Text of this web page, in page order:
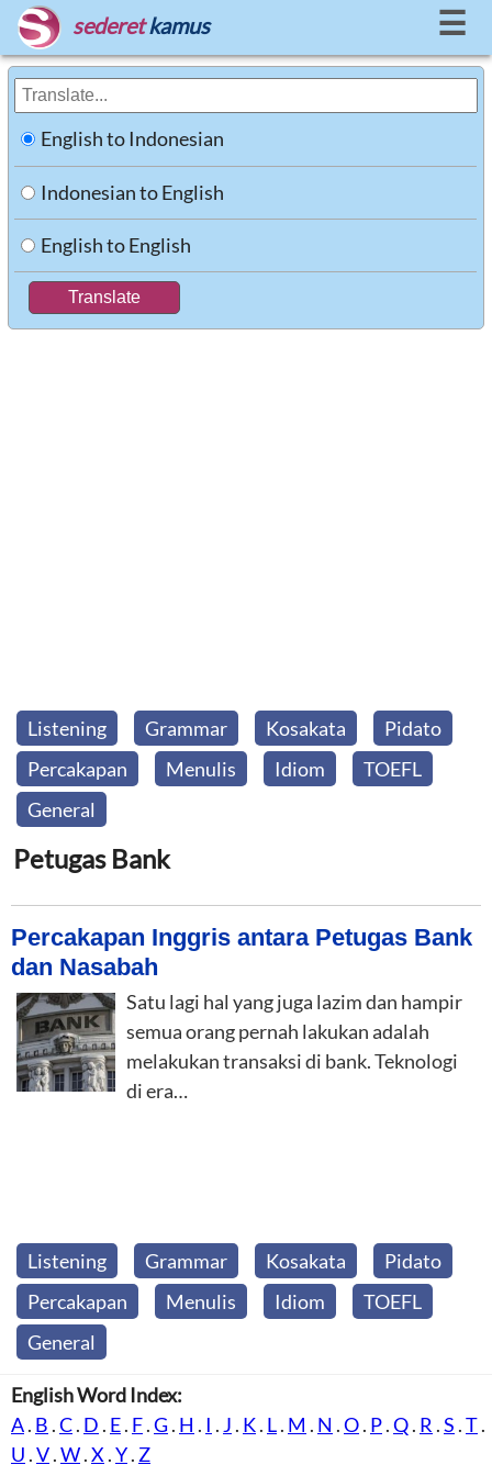
sederet kamus ☰
English to Indonesian
Indonesian to English
English to English
Listening Grammar Kosakata
Pidato
Percakapan
Menulis Idiom
TOEFL
General
Petugas Bank
Percakapan Inggris antara Petugas Bank
dan Nasabah
Satu lagi hal yang juga lazim dan hampir
semua orang pernah lakukan adalah
melakukan transaksi di bank. Teknologi
di era…
Listening Grammar Kosakata
Pidato
Percakapan
Menulis Idiom
TOEFL
General
English Word Index:
A. B .C. D . E. F.G. H . I . J . K. L. M . N .O. P.Q. R .S .T.
U .V.W.X .Y. Z